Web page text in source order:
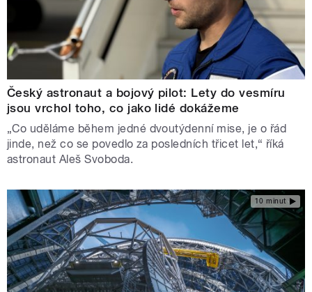
Český astronaut a bojový pilot: Lety do vesmíru
jsou vrchol toho, co jako lidé dokážeme
„Co uděláme během jedné dvoutýdenní mise, je o řád
jinde, než co se povedlo za posledních třicet let,“ říká
astronaut Aleš Svoboda.
10 minut